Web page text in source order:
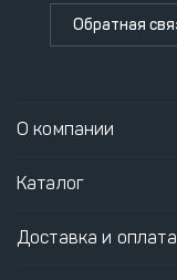
Обратная
О компании
Каталог
Доставка и оплата